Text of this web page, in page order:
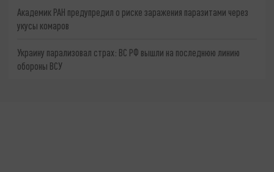
Академик РАН предупредил о риске заражения паразитами через
укусы комаров
Украину парализовал страх: ВС РФ вышли на последнюю линию
обороны ВСУ